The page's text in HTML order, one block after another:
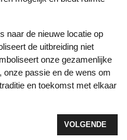
de uitbreiding niet
onze gezamenlijke
onze passie en de wens om
en toekomst met elkaar
LAADPLEIN IN BEELD OP
VOLGENDE
VOLGENDE